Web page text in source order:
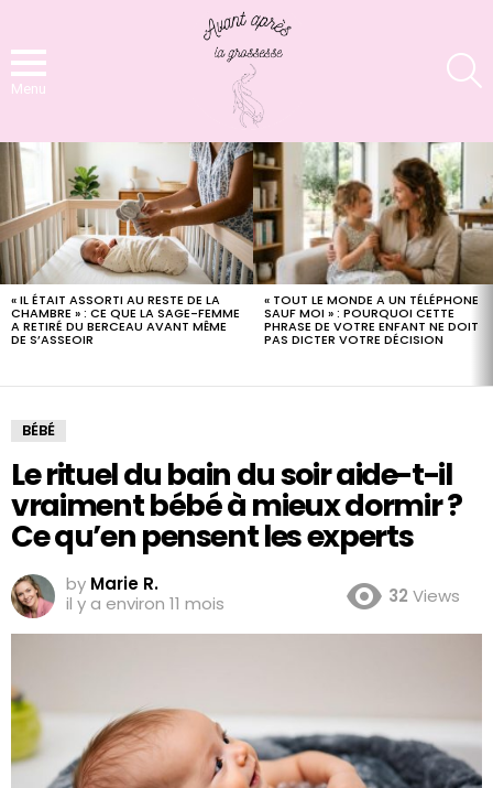
Menu
LATEST
STORIES
« IL ÉTAIT ASSORTI AU RESTE DE LA
CHAMBRE » : CE QUE LA SAGE-FEMME
A RETIRÉ DU BERCEAU AVANT MÊME
DE S’ASSEOIR
« TOUT LE MONDE A UN TÉLÉPHONE
SAUF MOI » : POURQUOI CETTE
PHRASE DE VOTRE ENFANT NE DOIT
PAS DICTER VOTRE DÉCISION
BÉBÉ
Le rituel du bain du soir aide-t-il
vraiment bébé à mieux dormir ?
Ce qu’en pensent les experts
by Marie R.
il y a environ 11 mois
32 Views